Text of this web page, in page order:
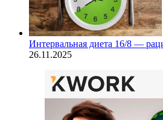
Интервальная диета 16/8 —
26.11.2025